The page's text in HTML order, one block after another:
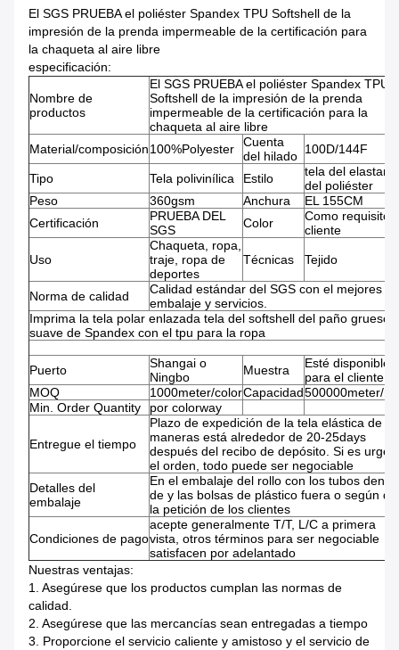
El SGS PRUEBA el poliéster Spandex TPU Softshell de la
impresión de la prenda impermeable de la certificación para
la chaqueta al aire libre
especificación:
Nombre de
productos
El SGS PRUEBA el poliéster Spandex TPU
Softshell de la impresión de la prenda
impermeable de la certificación para la
chaqueta al aire libre
Material/composición100%Polyester
Cuenta
del hilado 100D/144F
Tipo Tela polivinílica Estilo
tela del elastane
del poliéster
Peso
360gsm Anchura
EL 155CM
Certificación
PRUEBA DEL
SGS
Color
Como requisito
cliente
Uso
Chaqueta, ropa,
traje, ropa de
deportes
Técnicas Tejido
Norma de calidad
Calidad estándar del SGS con el mejores
embalaje y servicios.
Imprima la tela polar enlazada tela del softshell del paño grueso y
suave de Spandex con el tpu para la ropa
Puerto
Shangai o
Ningbo
Muestra
Esté disponible
para el cliente
MOQ
1000meter/colorCapacidad500000meter/
Min. Order Quantity
por colorway
Entregue el tiempo
Plazo de expedición de la tela elástica de 4
maneras está alrededor de 20-25days
después del recibo de depósito. Si es
el orden, todo puede ser negociable
Detalles del
embalaje
En el embalaje del rollo con los tubos dentro
de y las bolsas de plástico fuera o según de
la petición de los clientes
Condiciones de pago
acepte generalmente T/T, L/C a primera
vista, otros términos para ser negociable
satisfacen por adelantado
Nuestras ventajas:
1. Asegúrese que los productos cumplan las normas de
calidad.
2. Asegúrese que las mercancías sean entregadas a tiempo
3. Proporcione el servicio caliente y amistoso y el servicio de